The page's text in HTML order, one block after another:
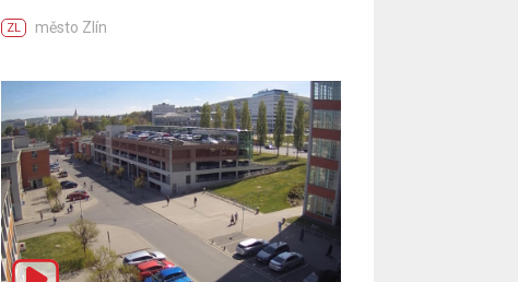
ZL město Zlín